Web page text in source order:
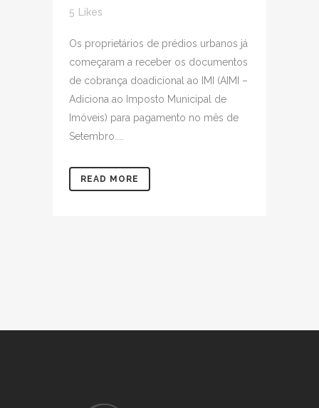
5
Likes
Os proprietários de prédios urbanos já
começaram a receber os documentos
de cobrança doadicional ao IMI (AIMI –
Adiciona ao Imposto Municipal de
Imóveis) para pagamento no mês de
Setembro....
READ MORE